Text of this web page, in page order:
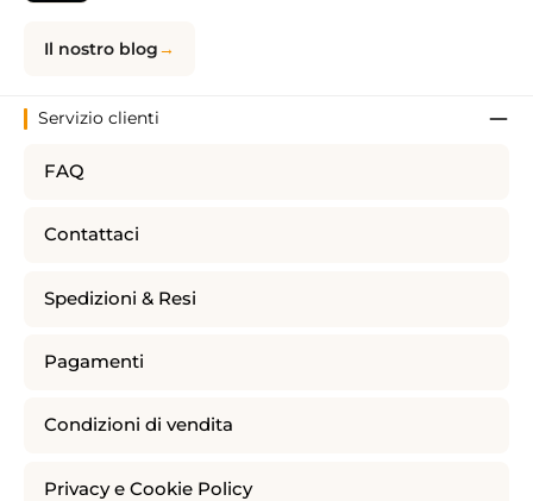
Il nostro blog
Servizio clienti
FAQ
Contattaci
Spedizioni & Resi
Pagamenti
Condizioni di vendita
Privacy e Cookie Policy